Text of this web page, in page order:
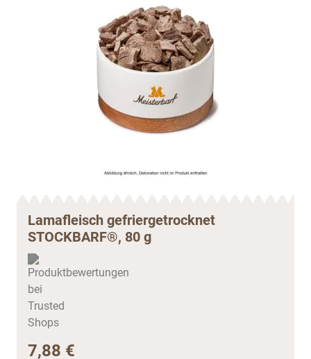
Lamafleisch gefriergetrocknet
STOCKBARF®, 80 g
7,88 €